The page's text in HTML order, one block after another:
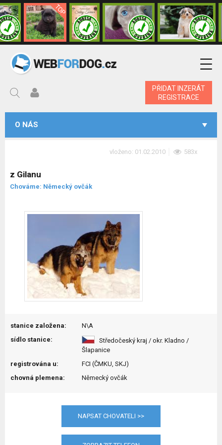
PŘIDAT INZERÁT
REGISTRACE
O NÁS
vloženo: 01.02.2010 583x
z Gilanu
Chováme: Německý ovčák
stanice založena:
N\A
sídlo stanice:
Středočeský kraj / okr. Kladno /
Šlapanice
registrována u:
FCI (ČMKU, SKJ)
chovná plemena:
Německý ovčák
NAPSAT CHOVATELI >>